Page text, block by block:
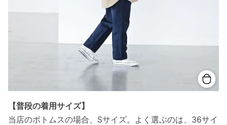
【普段の着用サイズ】
当店のボトムスの場合、Sサイズ。よく選ぶのは、36サイ